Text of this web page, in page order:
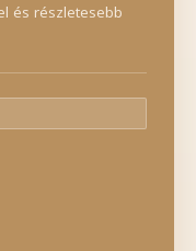
és részletesebb